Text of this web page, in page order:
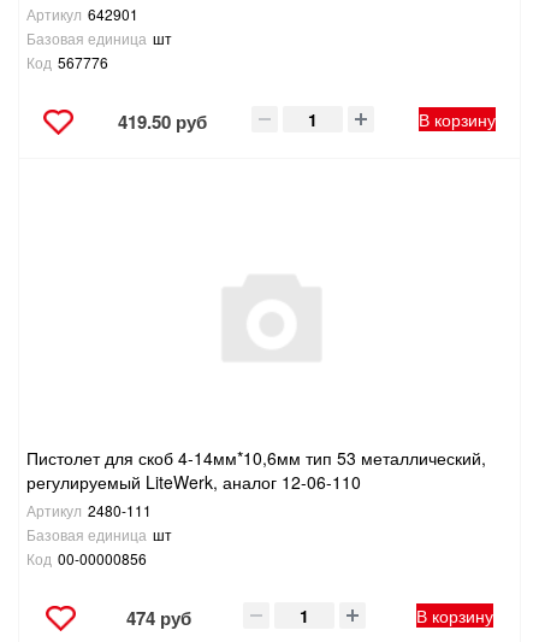
Артикул 642901
Базовая единица шт
Код 567776
419.50 руб В корзину
Пистолет для скоб 4-14мм*10,6мм тип 53 металлический,
регулируемый LiteWerk, аналог 12-06-110
Артикул 2480-111
Базовая единица шт
Код 00-00000856
474 руб В корзину